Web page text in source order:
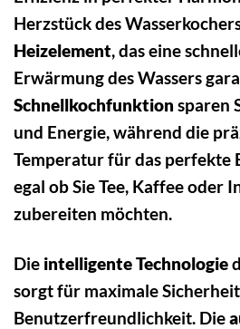
Herzstück des
Heizelement, das eine
Erwärmung des Wassers
Schnellkochfunktion sparen
und Energie, während die
Temperatur für das perfekte
egal ob Sie Tee, Kaffee oder
zubereiten möchten.
Die intelligente Technologie
sorgt für maximale
Benutzerfreundlichkeit. Die